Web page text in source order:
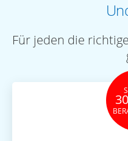
Für jeden die